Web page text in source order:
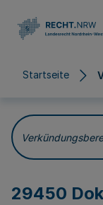
Startseite
29450